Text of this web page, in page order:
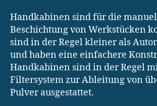
Handkabinen sind für die
Beschichtung von Werkstücken
sind in der Regel kleiner als
und haben eine einfachere
Handkabinen sind in der Regel
Filtersystem zur Ableitung von
Pulver ausgestattet.